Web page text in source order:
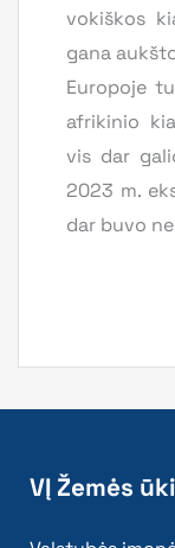
vokiškos
gana
Europoje
afrikinio
vis dar
2023 m.
dar buvo
VĮ Žemės